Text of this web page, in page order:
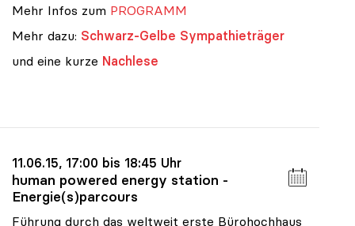
Mehr Infos zum PROGRAMM
Mehr dazu: Schwarz-Gelbe Sympathieträger
und eine kurze Nachlese
11.06.15, 17:00 bis 18:45 Uhr
human powered energy station -
Energie(s)parcours
Führung durch das weltweit erste Bürohochhaus